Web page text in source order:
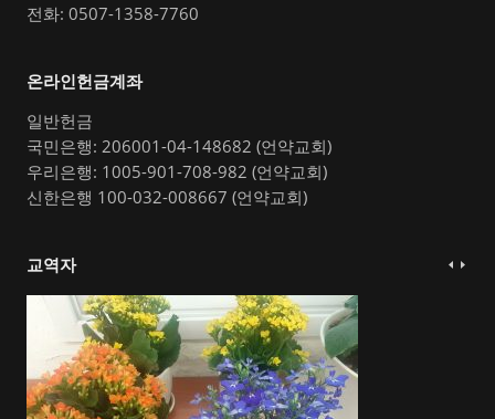
전화: 0507-1358-7760
온라인헌금계좌
일반헌금
국민은행: 206001-04-148682 (언약교회)
우리은행: 1005-901-708-982 (언약교회)
신한은행 100-032-008667 (언약교회)
교역자